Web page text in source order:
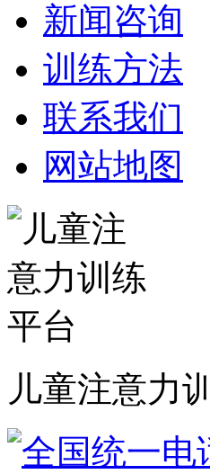
新闻咨询
训练方法
联系我们
网站地图
儿童注意力